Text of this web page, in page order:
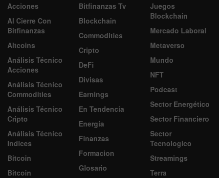
Acciones
Al Cierre Con
Bitfinanzas
Altcoins
Análisis Técnico
Acciones
Análisis Técnico
Commodities
Análisis Técnico
Cripto
Análisis Técnico
Indices
Bitcoin
Bitcoin
Bitfinanzas Tv
Blockchain
Commodities
Cripto
DeFi
Divisas
Earnings
En Tendencia
Energía
Finanzas
Formacion
Glosario
Juegos
Blockchain
Mercado Laboral
Metaverso
Mundo
NFT
Podcast
Sector Energético
Sector Financiero
Sector
Tecnologico
Streamings
Terra